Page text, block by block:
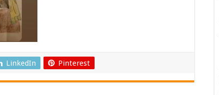
LinkedIn Pinterest